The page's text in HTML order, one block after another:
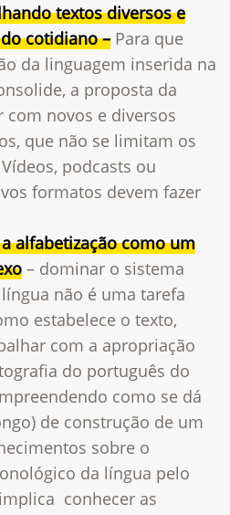
textos diversos e
cotidiano – Para que
da linguagem inserida na
a proposta da
com novos e diversos
que não se limitam os
Vídeos, podcasts ou
formatos devem fazer
alfabetização como um
– dominar o sistema
não é uma tarefa
estabelece o texto,
com a apropriação
do português do
como se dá
de construção de um
sobre o
da língua pelo
conhecer as